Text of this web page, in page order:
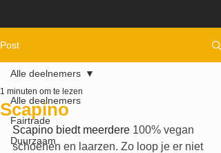
Post
Alle deelnemers
Fairtrade
Duurzaam
Alle deelnemers
Scapino
1 minuten om te lezen
Scapino biedt meerdere 100% vegan
schoenen en laarzen. Zo loop je er niet